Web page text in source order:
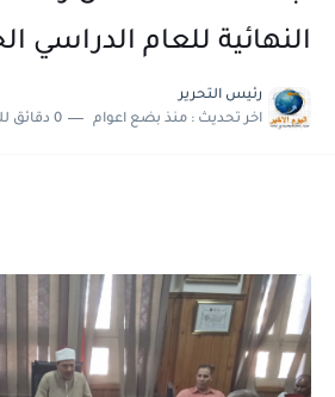
النهائية للعام الدراسي
رئيس التحرير
اخر تحديث : منذ بضع اعوام 0 دقائق للقراءة